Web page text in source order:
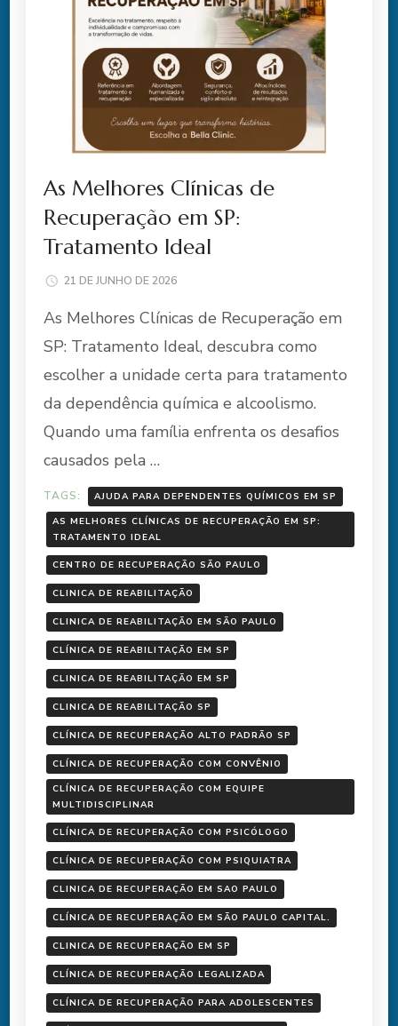
As Melhores Clínicas de
Recuperação em SP:
Tratamento Ideal
21 DE JUNHO DE 2026
As Melhores Clínicas de Recuperação em
SP: Tratamento Ideal, descubra como
escolher a unidade certa para tratamento
da dependência química e alcoolismo.
Quando uma família enfrenta os desafios
causados pela …
TAGS:
AJUDA PARA DEPENDENTES QUÍMICOS EM SP
AS MELHORES CLÍNICAS DE RECUPERAÇÃO EM SP:
TRATAMENTO IDEAL
CENTRO DE RECUPERAÇÃO SÃO PAULO
CLINICA DE REABILITAÇÃO
CLINICA DE REABILITAÇÃO EM SÃO PAULO
CLÍNICA DE REABILITAÇÃO EM SP
CLINICA DE REABILITAÇÃO EM SP
CLINICA DE REABILITAÇÃO SP
CLÍNICA DE RECUPERAÇÃO ALTO PADRÃO SP
CLÍNICA DE RECUPERAÇÃO COM CONVÊNIO
CLÍNICA DE RECUPERAÇÃO COM EQUIPE
MULTIDISCIPLINAR
CLÍNICA DE RECUPERAÇÃO COM PSICÓLOGO
CLÍNICA DE RECUPERAÇÃO COM PSIQUIATRA
CLINICA DE RECUPERAÇÃO EM SAO PAULO
CLÍNICA DE RECUPERAÇÃO EM SÃO PAULO CAPITAL.
CLINICA DE RECUPERAÇÃO EM SP
CLÍNICA DE RECUPERAÇÃO LEGALIZADA
CLÍNICA DE RECUPERAÇÃO PARA ADOLESCENTES